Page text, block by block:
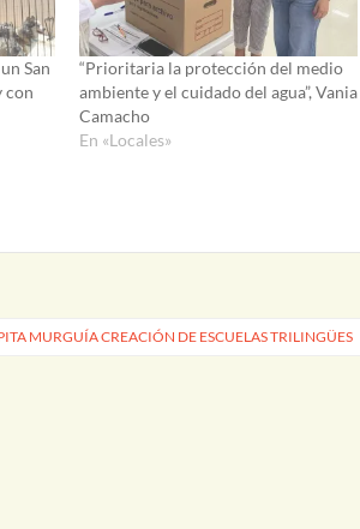
San
con
“Prioritaria la protección del medio
ambiente y el cuidado del agua”, Vania
Camacho
En «Locales»
MURGUÍA CREACIÓN DE ESCUELAS TRILINGÜES